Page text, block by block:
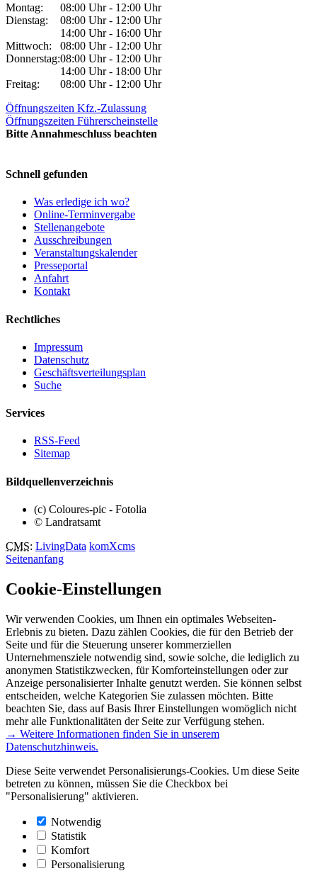
Montag:
08:00 Uhr - 12:00 Uhr
Dienstag:
08:00 Uhr - 12:00 Uhr
14:00 Uhr - 16:00 Uhr
Mittwoch:
08:00 Uhr - 12:00 Uhr
Donnerstag:08:00 Uhr - 12:00 Uhr
14:00 Uhr - 18:00 Uhr
Freitag:
08:00 Uhr - 12:00 Uhr
Öffnungszeiten Kfz.-Zulassung
Öffnungszeiten Führerscheinstelle
Bitte Annahmeschluss beachten
Schnell gefunden
Was erledige ich wo?
Online-Terminvergabe
Stellenangebote
Ausschreibungen
Veranstaltungskalender
Presseportal
Anfahrt
Kontakt
Rechtliches
Impressum
Datenschutz
Geschäftsverteilungsplan
Suche
Services
RSS-Feed
Sitemap
Bildquellenverzeichnis
(c) Coloures-pic - Fotolia
© Landratsamt
CMS: LivingData komXcms
Seitenanfang
Cookie-Einstellungen
Wir verwenden Cookies, um Ihnen ein optimales Webseiten-
Erlebnis zu bieten. Dazu zählen Cookies, die für den Betrieb der
Seite und für die Steuerung unserer kommerziellen
Unternehmensziele notwendig sind, sowie solche, die lediglich zu
anonymen Statistikzwecken, für Komforteinstellungen oder zur
Anzeige personalisierter Inhalte genutzt werden. Sie können selbst
entscheiden, welche Kategorien Sie zulassen möchten. Bitte
beachten Sie, dass auf Basis Ihrer Einstellungen womöglich nicht
mehr alle Funktionalitäten der Seite zur Verfügung stehen.
→ Weitere Informationen finden Sie in unserem
Datenschutzhinweis.
Diese Seite verwendet Personalisierungs-Cookies. Um diese Seite
betreten zu können, müssen Sie die Checkbox bei
"Personalisierung" aktivieren.
Notwendig
Statistik
Komfort
Personalisierung